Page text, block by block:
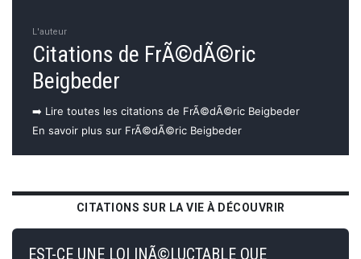
L'auteur
Citations de FrÃ©dÃ©ric
Beigbeder
➡️ Lire toutes les citations de FrÃ©dÃ©ric Beigbeder
En savoir plus sur FrÃ©dÃ©ric Beigbeder
CITATIONS SUR LA VIE À DÉCOUVRIR
EST-CE UNE LOI INÃ©LUCTABLE QUE